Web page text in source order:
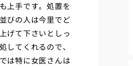
上手です。処置を
びの人は今里でど
げて下さいとしっ
してくれるので、
は特に女医さんは